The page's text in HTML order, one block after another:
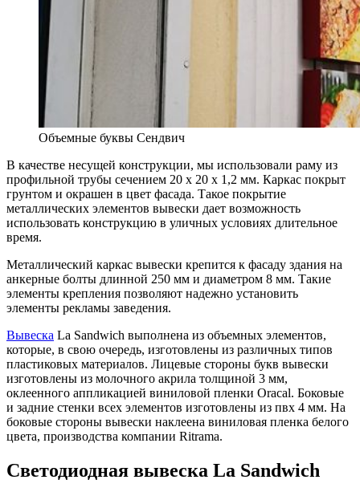
Объемные буквы Сендвич
В качестве несущей конструкции, мы использовали раму из
профильной трубы сечением 20 х 20 х 1,2 мм. Каркас покрыт
грунтом и окрашен в цвет фасада. Такое покрытие
металлических элементов вывески дает возможность
использовать конструкцию в уличных условиях длительное
время.
Металлический каркас вывески крепится к фасаду здания на
анкерные болты длинной 250 мм и диаметром 8 мм. Такие
элементы крепления позволяют надежно установить
элементы рекламы заведения.
Вывеска La Sandwich выполнена из объемных элементов,
которые, в свою очередь, изготовлены из различных типов
пластиковых материалов. Лицевые стороны букв вывески
изготовлены из молочного акрила толщиной 3 мм,
оклеенного аппликацией виниловой пленки Oracal. Боковые
и задние стенки всех элементов изготовлены из пвх 4 мм. На
боковые стороны вывески наклеена виниловая пленка белого
цвета, производства компании Ritrama.
Светодиодная вывеска La Sandwich